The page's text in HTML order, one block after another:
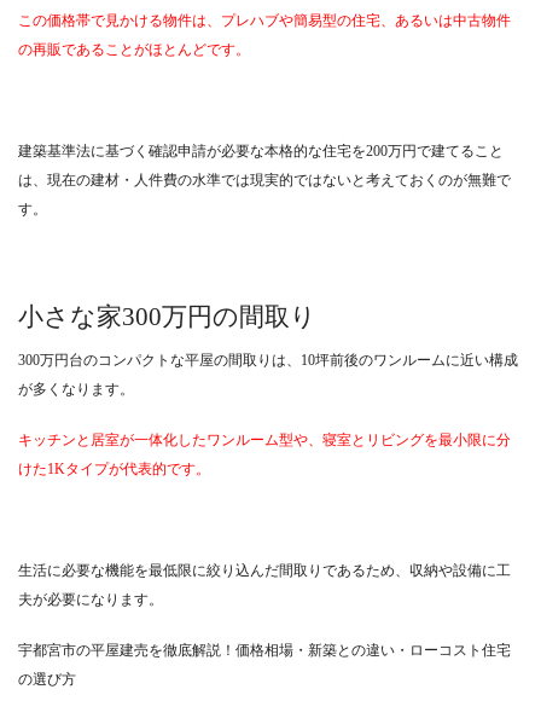
この価格帯で見かける物件は、プレハブや簡易型の住宅、あるいは中古物件
の再販であることがほとんどです。
建築基準法に基づく確認申請が必要な本格的な住宅を200万円で建てること
は、現在の建材・人件費の水準では現実的ではないと考えておくのが無難で
す。
小さな家300万円の間取り
300万円台のコンパクトな平屋の間取りは、10坪前後のワンルームに近い構成
が多くなります。
キッチンと居室が一体化したワンルーム型や、寝室とリビングを最小限に分
けた1Kタイプが代表的です。
生活に必要な機能を最低限に絞り込んだ間取りであるため、収納や設備に工
夫が必要になります。
宇都宮市の平屋建売を徹底解説！価格相場・新築との違い・ローコスト住宅
の選び方